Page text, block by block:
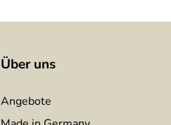
Über uns
Angebote